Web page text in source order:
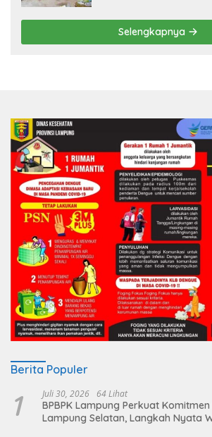
Selengkapnya
Berita Populer
1 Juli 30, 2026 64 Lihat
BPBPK Lampung Perkuat
Lampung Selatan, Langkah Nyata